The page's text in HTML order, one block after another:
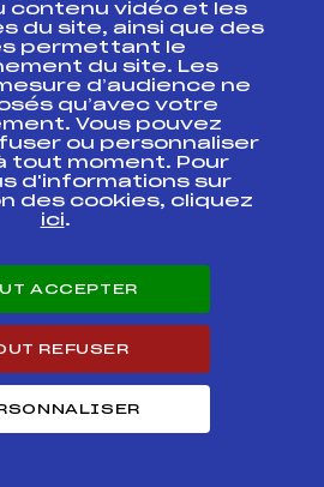
CUP BIATHLON
FFS
NATIONAL
U19 / U21 /
FFS
NATIONAL
U19 / U21 /
2020
BIATHLON U21 /
contenu vidéo et les
du site, ainsi que des
permettant le
du site. Les
d’audience ne
qu’avec votre
Vous pouvez
ou personnaliser
tout moment. Pour
d'informations sur
des cookies, cliquez
ici.
ACCEPTER
REFUSER